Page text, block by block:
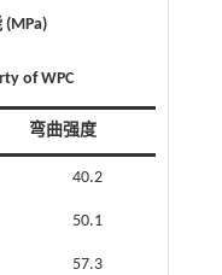
(MPa)
of WPC
弯曲强度
40.2
50.1
57.3